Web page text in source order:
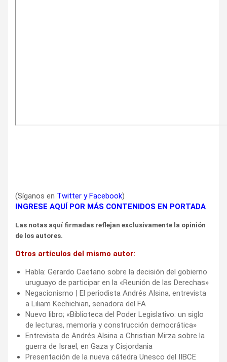
(Síganos en Twitter yFacebook)
INGRESE AQUÍ POR MÁS CONTENIDOS EN PORTADA
Las notas aquí firmadas reflejan exclusivamente la opinión
de los autores.
Otros artículos del mismo autor:
Habla: Gerardo Caetano sobre la decisión del gobierno
uruguayo de participar en la «Reunión de las Derechas»
Negacionismo | El periodista Andrés Alsina, entrevista
a Liliam Kechichian, senadora del FA
Nuevo libro; «Biblioteca del Poder Legislativo: un siglo
de lecturas, memoria y construcción democrática»
Entrevista de Andrés Alsina a Christian Mirza sobre la
guerra de Israel, en Gaza y Cisjordania
Presentación de la nueva cátedra Unesco del IIBCE